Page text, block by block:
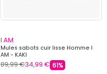
I AM
Mules sabots cuir lisse Homme I
AM - KAKI
89,99 €34,99 € 61%